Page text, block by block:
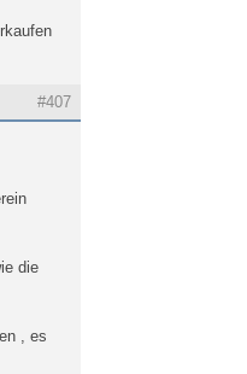
#407
die
, es